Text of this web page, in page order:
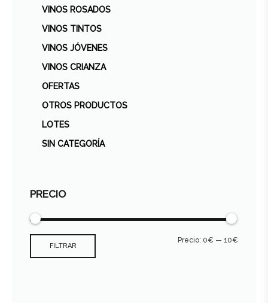
VINOS ROSADOS
VINOS TINTOS
VINOS JÓVENES
VINOS CRIANZA
OFERTAS
OTROS PRODUCTOS
LOTES
SIN CATEGORÍA
PRECIO
FILTRAR
Precio: 0€ — 10€